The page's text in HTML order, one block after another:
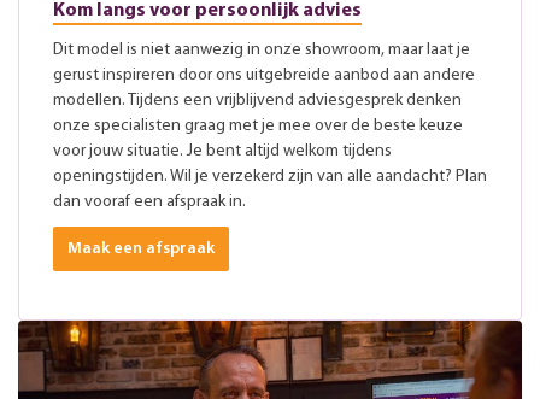
Kom langs voor persoonlijk advies
Dit model is niet aanwezig in onze showroom, maar laat je
gerust inspireren door ons uitgebreide aanbod aan andere
modellen. Tijdens een vrijblijvend adviesgesprek denken
onze specialisten graag met je mee over de beste keuze
voor jouw situatie. Je bent altijd welkom tijdens
openingstijden. Wil je verzekerd zijn van alle aandacht? Plan
dan vooraf een afspraak in.
Maak een afspraak